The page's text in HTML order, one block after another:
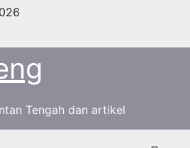
Tengah dan artikel